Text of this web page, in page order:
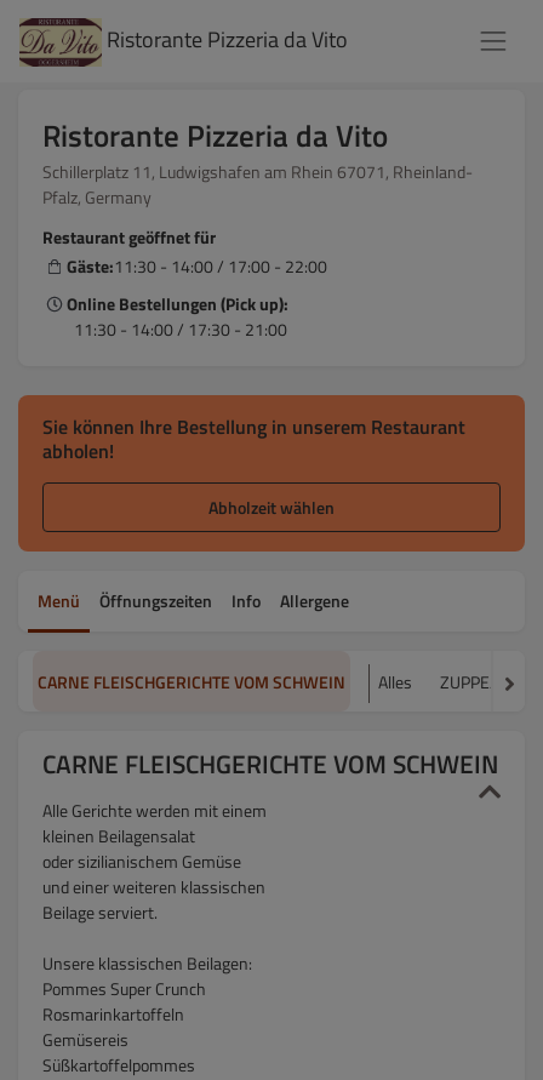
Ristorante Pizzeria da Vito
Ristorante Pizzeria da Vito
Schillerplatz 11, Ludwigshafen am Rhein 67071, Rheinland-
Pfalz, Germany
Restaurant geöffnet für
Gäste:11:30 - 14:00 / 17:00 - 22:00
Online Bestellungen (Pick up):
11:30 - 14:00 / 17:30 - 21:00
Sie können Ihre Bestellung in unserem Restaurant
abholen!
Abholzeit wählen
Menü Öffnungszeiten Info Allergene
CARNE FLEISCHGERICHTE VOM SCHWEIN Alles ZUPPE/
CARNE FLEISCHGERICHTE VOM SCHWEIN
Alle Gerichte werden mit einem
kleinen Beilagensalat
oder sizilianischem Gemüse
und einer weiteren klassischen
Beilage serviert.
Unsere klassischen Beilagen:
Pommes Super Crunch
Rosmarinkartoffeln
Gemüsereis
Süßkartoffelpommes